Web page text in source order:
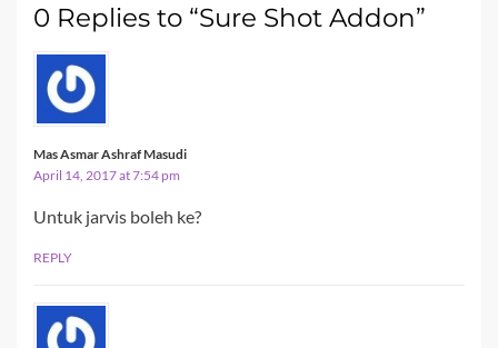
0 Replies to “Sure Shot Addon”
Mas Asmar Ashraf Masudi
April 14, 2017 at 7:54 pm
Untuk jarvis boleh ke?
REPLY